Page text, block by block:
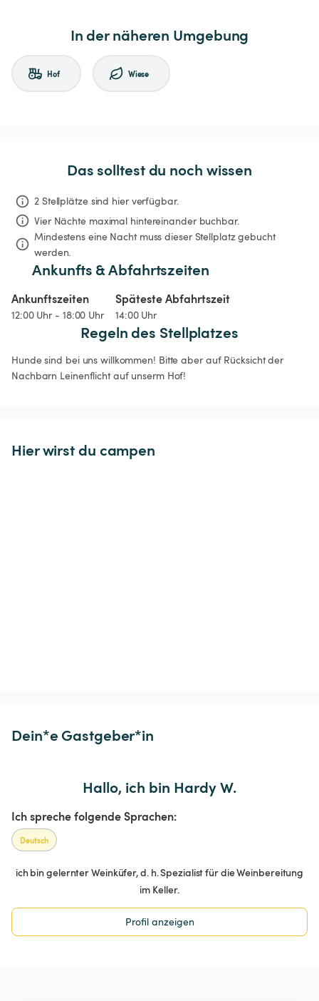
In der näheren Umgebung
Hof Wiese
Das solltest du noch wissen
2 Stellplätze sind hier verfügbar.
Vier Nächte maximal hintereinander buchbar.
Mindestens eine Nacht muss dieser Stellplatz gebucht
werden.
Ankunfts & Abfahrtszeiten
Ankunftszeiten
12:00 Uhr - 18:00 Uhr
Späteste Abfahrtszeit
14:00 Uhr
Regeln des Stellplatzes
Hunde sind bei uns willkommen! Bitte aber auf Rücksicht der
Nachbarn Leinenflicht auf unserm Hof!
Hier wirst du campen
Dein*e Gastgeber*in
Hallo, ich bin Hardy W.
Ich spreche folgende Sprachen:
Deutsch
ich bin gelernter Weinküfer, d. h. Spezialist für die Weinbereitung
im Keller.
Profil anzeigen